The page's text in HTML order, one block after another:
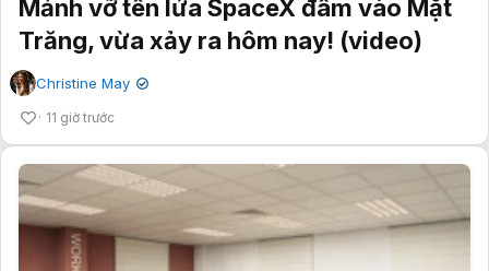
Mảnh vỡ tên lửa SpaceX đâm vào Mặt
Trăng, vừa xảy ra hôm nay! (video)
Christine May ✔
11 giờ trước